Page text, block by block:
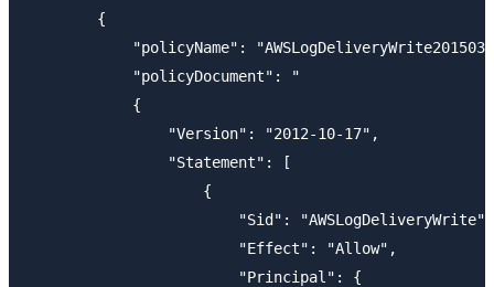
        {
"policyName":
            "policyDocument": "
            {
                "Version": "2012-10-17",
                "Statement": [
                    {
                        "Sid": "AWSLogDeliveryWrite",
                        "Effect": "Allow",
                        "Principal": {